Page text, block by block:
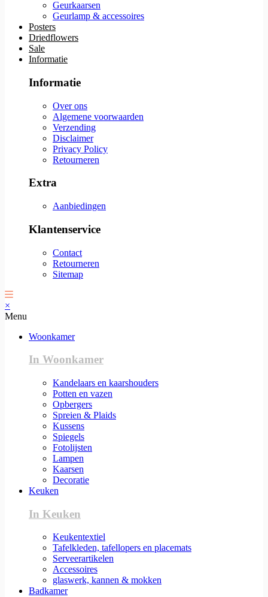
Geurkaarsen
Geurlamp & accessoires
Posters
Driedflowers
Sale
Informatie
Informatie
Over ons
Algemene voorwaarden
Verzending
Disclaimer
Privacy Policy
Retourneren
Extra
Aanbiedingen
Klantenservice
Contact
Retourneren
Sitemap
×
Menu
Woonkamer
In Woonkamer
Kandelaars en kaarshouders
Potten en vazen
Opbergers
Spreien & Plaids
Kussens
Spiegels
Fotolijsten
Lampen
Kaarsen
Decoratie
Keuken
In Keuken
Keukentextiel
Tafelkleden, tafellopers en placemats
Serveerartikelen
Accessoires
glaswerk, kannen & mokken
Badkamer